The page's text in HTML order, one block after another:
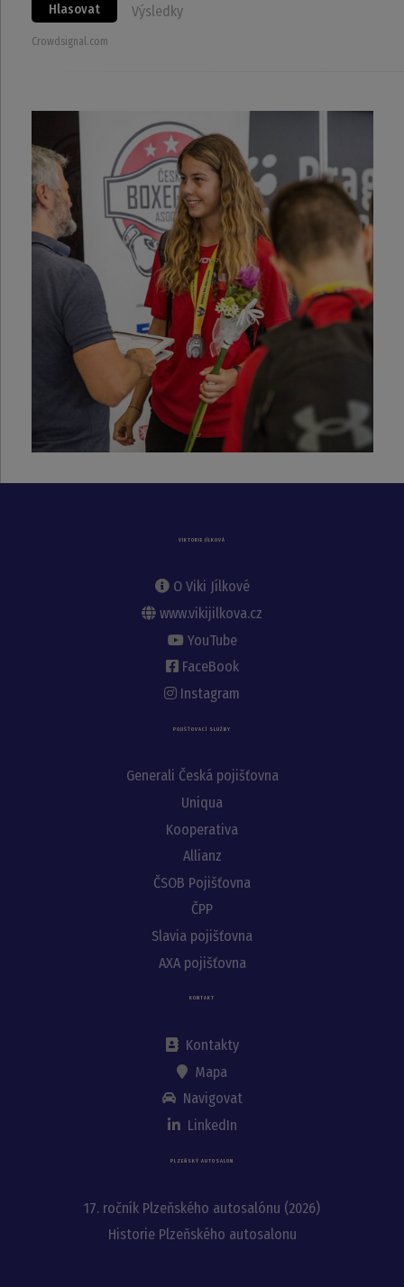
Hlasovat Výsledky
Crowdsignal.com
VIKTORIE JÍLKOVÁ
O Viki Jílkové
www.vikijilkova.cz
YouTube
FaceBook
Instagram
POJIŠŤOVACÍ SLUŽBY
Generali Česká pojišťovna
Uniqua
Kooperativa
Allianz
ČSOB Pojišťovna
ČPP
Slavia pojišťovna
AXA pojišťovna
KONTAKT
Kontakty
Mapa
Navigovat
LinkedIn
PLZEŇSKÝ AUTOSALON
17. ročník Plzeňského autosalónu (2026)
Historie Plzeňského autosalonu